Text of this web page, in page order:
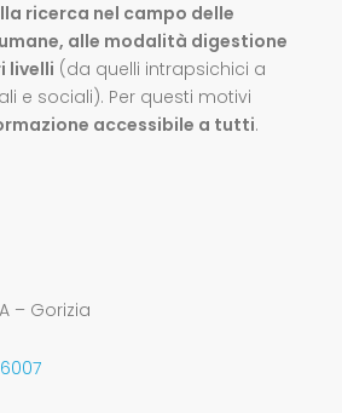
ricerca nel campo delle
alle modalità digestione
livelli (da quelli intrapsichici a
e sociali). Per questi motivi
accessibile a tutti.
– Gorizia